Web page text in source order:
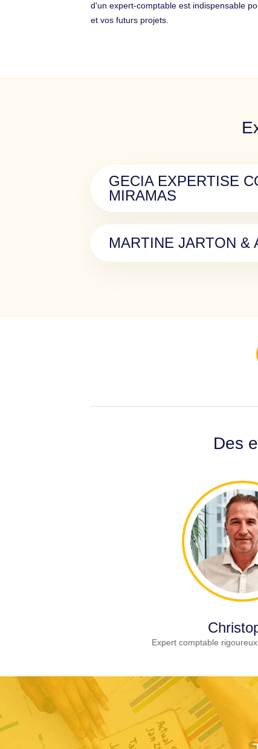
d'un expert-comptable est indispensable
et vos futurs projets.
GECIA EXPERTISE
MIRAMAS
MARTINE JARTON &
Des
Expert comptable